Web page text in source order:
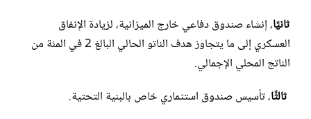
ثانيًا، إنشاء صندوق دفاعي خارج الميزانية، لزيادة الإنفاق
العسكري إلى ما يتجاوز هدف الناتو الحالي البالغ 2 في المئة من
الناتج المحلي الإجمالي.
ثالثًا، تأسيس صندوق استثماري خاص بالبنية التحتية.